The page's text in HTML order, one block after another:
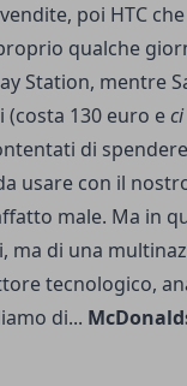
poi HTC
qualche
Station, mentre
130 euro e
di
usare con il
male. Ma in
ma di una
tecnologico,
di...